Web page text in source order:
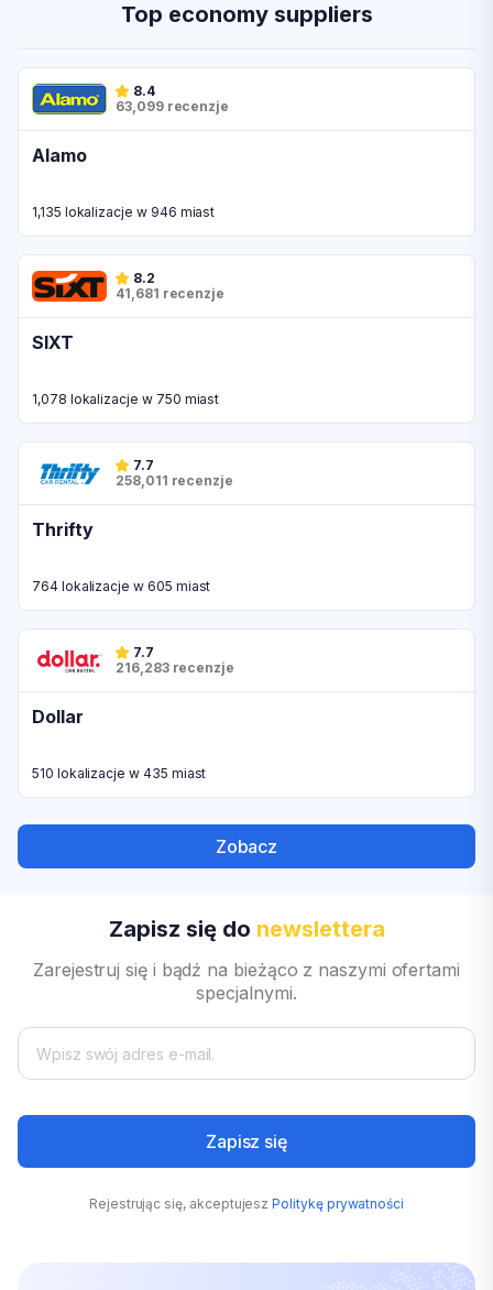
Top economy suppliers
8.4
63,099 recenzje
Alamo
1,135 lokalizacje w 946 miast
8.2
41,681 recenzje
SIXT
1,078 lokalizacje w 750 miast
7.7
258,011 recenzje
Thrifty
764 lokalizacje w 605 miast
7.7
216,283 recenzje
Dollar
510 lokalizacje w 435 miast
Zobacz
Zapisz się do newslettera
Zarejestruj się i bądź na bieżąco z naszymi ofertami
specjalnymi.
Zapisz się
Rejestrując się, akceptujesz Politykę prywatności